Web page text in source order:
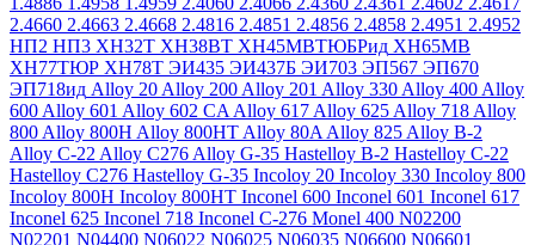
2.4660 2.4663 2.4668 2.4816 2.4851 2.4856 2.4858 2.4951 2.4952
НП2 НП3 ХН32Т ХН38ВТ ХН45МВТЮБРид ХН65МВ
ХН77ТЮР ХН78Т ЭИ435 ЭИ437Б ЭИ703 ЭП567 ЭП670
ЭП718ид Alloy 20 Alloy 200 Alloy 201 Alloy 330 Alloy 400 Alloy
600 Alloy 601 Alloy 602 CA Alloy 617 Alloy 625 Alloy 718 Alloy
800 Alloy 800H Alloy 800HT Alloy 80A Alloy 825 Alloy B-2
Alloy C-22 Alloy C276 Alloy G-35 Hastelloy B-2 Hastelloy C-22
Hastelloy C276 Hastelloy G-35 Incoloy 20 Incoloy 330 Incoloy 800
Incoloy 800H Incoloy 800HT Inconel 600 Inconel 601 Inconel 617
Inconel 625 Inconel 718 Inconel C-276 Monel 400 N02200
N02201 N04400 N06022 N06025 N06035 N06600 N06601